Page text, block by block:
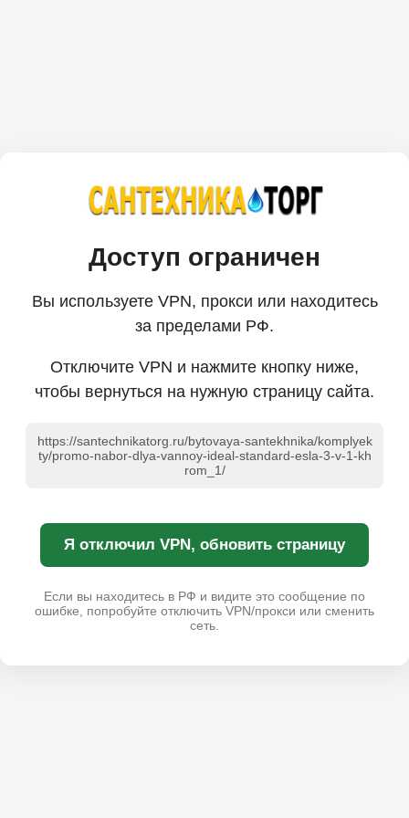
Доступ ограничен
Вы используете VPN, прокси или находитесь
за пределами РФ.
Отключите VPN и нажмите кнопку ниже,
чтобы вернуться на нужную страницу сайта.
https://santechnikatorg.ru/bytovaya-santekhnika/komplyek
ty/promo-nabor-dlya-vannoy-ideal-standard-esla-3-v-1-kh
rom_1/
Я отключил VPN, обновить страницу
Если вы находитесь в РФ и видите это сообщение по
ошибке, попробуйте отключить VPN/прокси или сменить
сеть.